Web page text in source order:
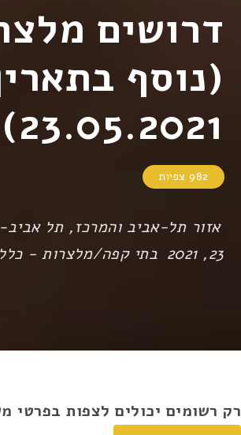
דרושים
(נוסף
23.05.2021)
982 צפיות
אזור תל-אביב והמרכז,תל אביב-
23, 2021
בתי קפה/מלצרות-
רק רשומים יכולים לצפות בפרטי